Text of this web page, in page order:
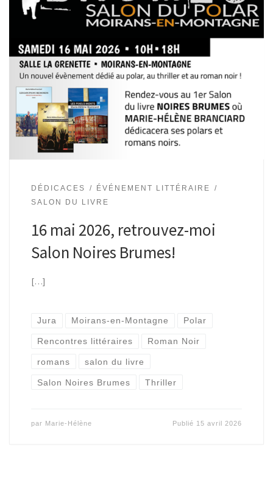
DÉDICACES
ÉVÉNEMENT LITTÉRAIRE
SALON DU LIVRE
16 mai 2026, retrouvez-moi
Salon Noires Brumes!
[…]
Jura Moirans-en-Montagne Polar
Rencontres littéraires Roman Noir
romans salon du livre
Salon Noires Brumes Thriller
par Marie-Hélène Publié 15 avril 2026